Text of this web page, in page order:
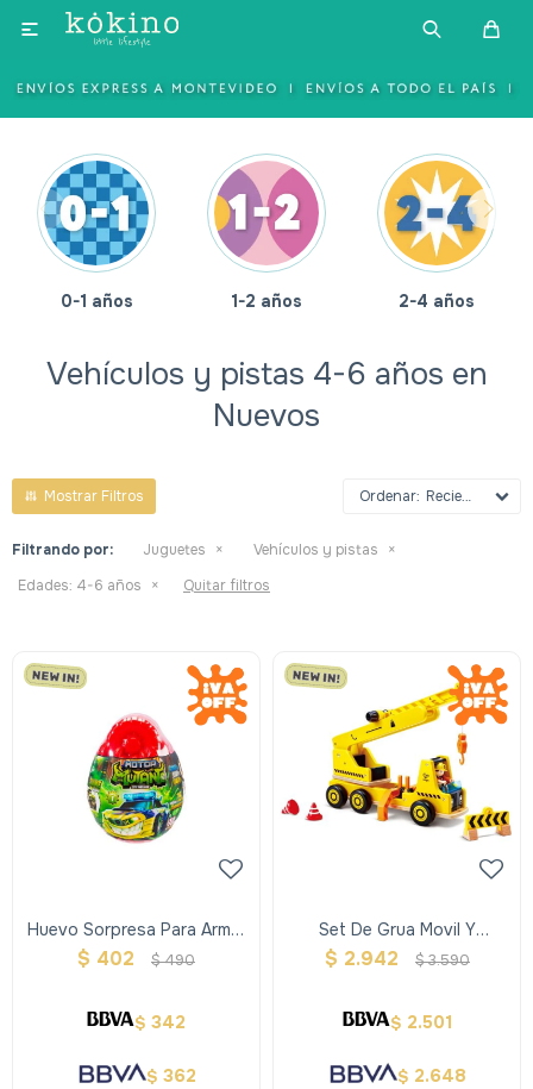

0-1 años 1-2 años 2-4 años
Vehículos y pistas 4-6 años en
Nuevos
Recientes
Filtrando por: Juguetes
Vehículos y pistas
Edades: 4-6 años Quitar filtros
Huevo Sorpresa Para Armar
Un Vehiculo
$ 402 $490
$ 342
$ 362
Set De Grua Movil Y
Contruccion
$ 2.942 $3.590
$ 2.501
$ 2.648